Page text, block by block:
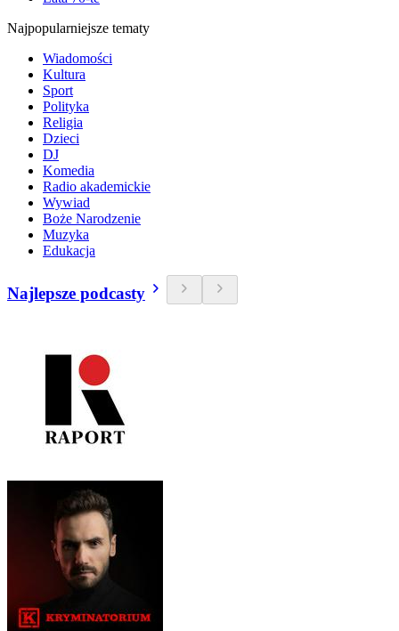
Najpopularniejsze tematy
Wiadomości
Kultura
Sport
Polityka
Religia
Dzieci
DJ
Komedia
Radio akademickie
Wywiad
Boże Narodzenie
Muzyka
Edukacja
Najlepsze podcasty